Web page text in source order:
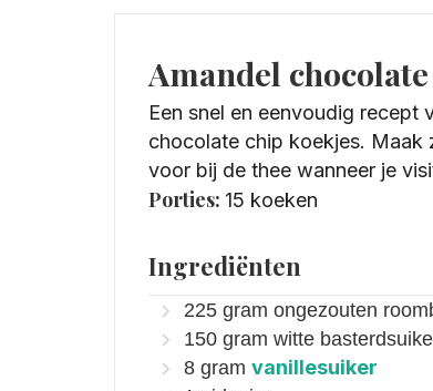
Amandel
Een snel en eenvoudig recept
chocolate chip koekjes. Maak
voor bij de thee wanneer je
Porties: 15 koeken
Ingrediënten
225 gram ongezouten
150 gram witte
8 gram vanillesuiker